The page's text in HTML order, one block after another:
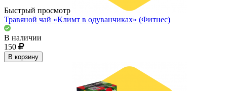
Быстрый просмотр
Травяной чай «Климт в одуванчиках» (Фитнес)
В наличии
150
В корзину